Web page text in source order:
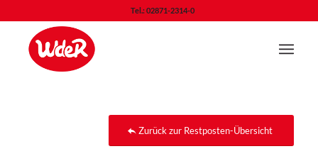
Tel.: 02871-2314-0
Zurück zur Restposten-Übersicht